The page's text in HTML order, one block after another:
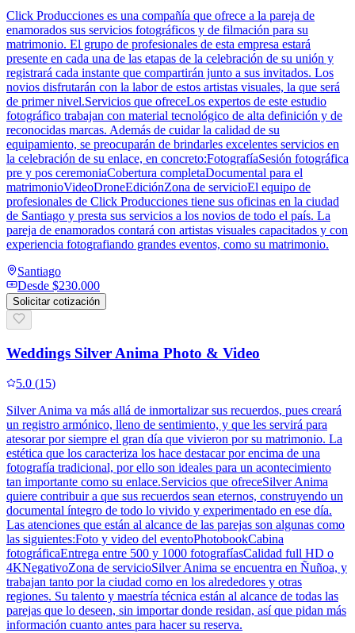
Click Producciones es una compañía que ofrece a la pareja de
enamorados sus servicios fotográficos y de filmación para su
matrimonio. El grupo de profesionales de esta empresa estará
presente en cada una de las etapas de la celebración de su unión y
registrará cada instante que compartirán junto a sus invitados. Los
novios disfrutarán con la labor de estos artistas visuales, la que será
de primer nivel.Servicios que ofreceLos expertos de este estudio
fotográfico trabajan con material tecnológico de alta definición y de
reconocidas marcas. Además de cuidar la calidad de su
equipamiento, se preocuparán de brindarles excelentes servicios en
la celebración de su enlace, en concreto:FotografíaSesión fotográfica
pre y pos ceremoniaCobertura completaDocumental para el
matrimonioVideoDroneEdiciónZona de servicioEl equipo de
profesionales de Click Producciones tiene sus oficinas en la ciudad
de Santiago y presta sus servicios a los novios de todo el país. La
pareja de enamorados contará con artistas visuales capacitados y con
experiencia fotografiando grandes eventos, como su matrimonio.
Santiago
Desde $230.000
Solicitar cotización
Weddings Silver Anima Photo & Video
5.0 (15)
Silver Anima va más allá de inmortalizar sus recuerdos, pues creará
un registro armónico, lleno de sentimiento, y que les servirá para
atesorar por siempre el gran día que vivieron por su matrimonio. La
estética que los caracteriza los hace destacar por encima de una
fotografía tradicional, por ello son ideales para un acontecimiento
tan importante como su enlace.Servicios que ofreceSilver Anima
quiere contribuir a que sus recuerdos sean eternos, construyendo un
documental íntegro de todo lo vivido y experimentado en ese día.
Las atenciones que están al alcance de las parejas son algunas como
las siguientes:Foto y video del eventoPhotobookCabina
fotográficaEntrega entre 500 y 1000 fotografíasCalidad full HD o
4KNegativoZona de servicioSilver Anima se encuentra en Ñuñoa, y
trabajan tanto por la ciudad como en los alrededores y otras
regiones. Su talento y maestría técnica están al alcance de todas las
parejas que lo deseen, sin importar donde residan, así que pidan más
información cuanto antes para hacer su reserva.